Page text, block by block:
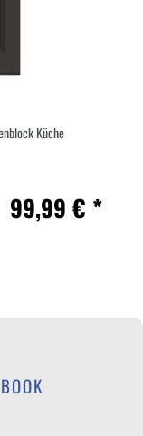
Küche
99,99 € *